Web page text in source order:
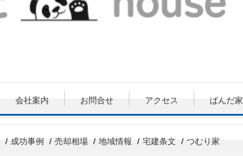
会社案内 お問合せ アクセス ぱんだ家
成功事例 売却相場 地域情報 宅建条文 つむり家